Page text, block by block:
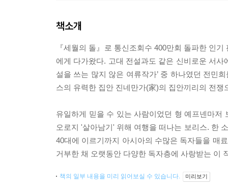
책소개
『세월의 돌』로 통신조회수 400만회 돌파한 인
에게 다가왔다. 고대 전설과도 같은 신비로운 서
설을 쓰는 많지 않은 여류작가’ 중 하나였던 전민
스의 유력한 집안 진네만가(家)의 집안끼리의 전
유일하게 믿을 수 있는 사람이었던 형 예프넨마
오로지 '살아남기' 위해 여행을 떠나는 보리스. 한
40대에 이르기까지 아시아의 수많은 독자들을 매
거부한 채 오랫동안 다양한 독자층에 사랑받는 이
책의 일부 내용을 미리 읽어보실 수 있습니다. 미리보기